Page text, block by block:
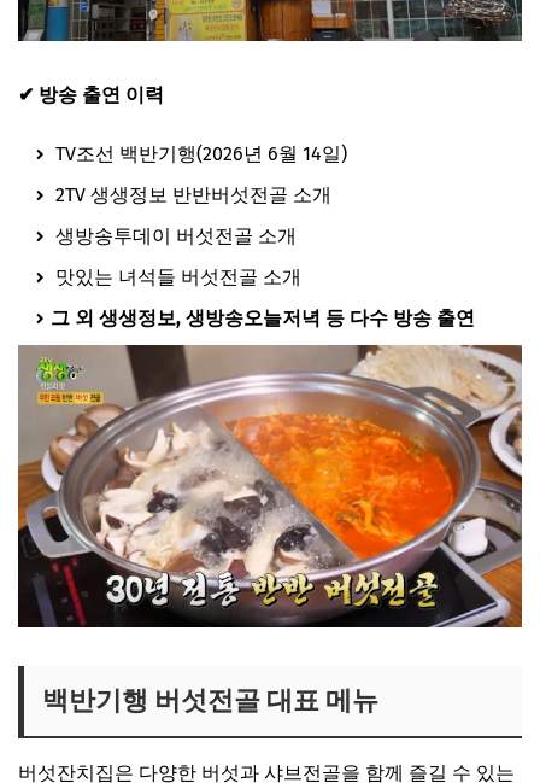
✔ 방송 출연 이력
TV조선 백반기행(2026년 6월 14일)
2TV 생생정보 반반버섯전골 소개
생방송투데이 버섯전골 소개
맛있는 녀석들 버섯전골 소개
그 외 생생정보, 생방송오늘저녁 등 다수 방송 출연
백반기행 버섯전골 대표 메뉴
버섯잔치집은 다양한 버섯과 샤브전골을 함께 즐길 수 있는